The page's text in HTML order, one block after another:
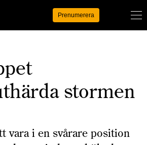
Prenumerera
stormen
vara i en svårare position